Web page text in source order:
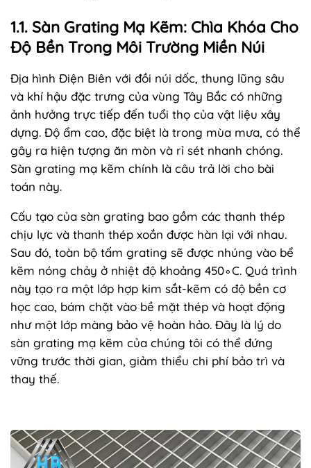
1.1. Sàn Grating Mạ Kẽm: Chìa Khóa Cho
Độ Bền Trong Môi Trường Miền Núi
Địa hình Điện Biên với đồi núi dốc, thung lũng sâu
và khí hậu đặc trưng của vùng Tây Bắc có những
ảnh hưởng trực tiếp đến tuổi thọ của vật liệu xây
dựng. Độ ẩm cao, đặc biệt là trong mùa mưa, có thể
gây ra hiện tượng ăn mòn và rỉ sét nhanh chóng.
Sàn grating mạ kẽm chính là câu trả lời cho bài
toán này.
Cấu tạo của sàn grating bao gồm các thanh thép
chịu lực và thanh thép xoắn được hàn lại với nhau.
Sau đó, toàn bộ tấm grating sẽ được nhúng vào bể
kẽm nóng chảy ở nhiệt độ khoảng 450∘C. Quá trình
này tạo ra một lớp hợp kim sắt-kẽm có độ bền cơ
học cao, bám chặt vào bề mặt thép và hoạt động
như một lớp màng bảo vệ hoàn hảo. Đây là lý do
sàn grating mạ kẽm của chúng tôi có thể đứng
vững trước thời gian, giảm thiểu chi phí bảo trì và
thay thế.